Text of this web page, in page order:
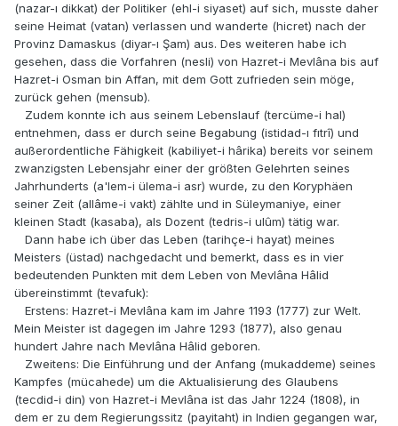
(nazar-ı dikkat) der Politiker (ehl-i siyaset) auf sich, musste daher
seine Heimat (vatan) verlassen und wanderte (hicret) nach der
Provinz Damaskus (diyar-ı Şam) aus. Des weiteren habe ich
gesehen, dass die Vorfahren (nesli) von Hazret-i Mevlâna bis auf
Hazret-i Osman bin Affan, mit dem Gott zufrieden sein möge,
zurück gehen (mensub).
Zudem konnte ich aus seinem Lebenslauf (tercüme-i hal)
entnehmen, dass er durch seine Begabung (istidad-ı fıtrî) und
außerordentliche Fähigkeit (kabiliyet-i hârika) bereits vor seinem
zwanzigsten Lebensjahr einer der größten Gelehrten seines
Jahrhunderts (a'lem-i ülema-i asr) wurde, zu den Koryphäen
seiner Zeit (allâme-i vakt) zählte und in Süleymaniye, einer
kleinen Stadt (kasaba), als Dozent (tedris-i ulûm) tätig war.
Dann habe ich über das Leben (tarihçe-i hayat) meines
Meisters (üstad) nachgedacht und bemerkt, dass es in vier
bedeutenden Punkten mit dem Leben von Mevlâna Hâlid
übereinstimmt (tevafuk):
Erstens: Hazret-i Mevlâna kam im Jahre 1193 (1777) zur Welt.
Mein Meister ist dagegen im Jahre 1293 (1877), also genau
hundert Jahre nach Mevlâna Hâlid geboren.
Zweitens: Die Einführung und der Anfang (mukaddeme) seines
Kampfes (mücahede) um die Aktualisierung des Glaubens
(tecdid-i din) von Hazret-i Mevlâna ist das Jahr 1224 (1808), in
dem er zu dem Regierungssitz (payitaht) in Indien gegangen war,